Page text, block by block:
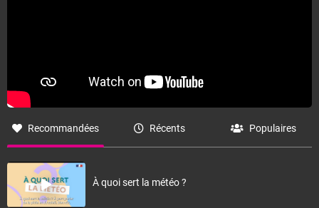
Recommandées Récents Populaires
À quoi sert la météo ?